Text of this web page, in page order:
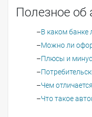
Полезное об
В каком банке
Можно ли
Плюсы и
Чем
Что такое